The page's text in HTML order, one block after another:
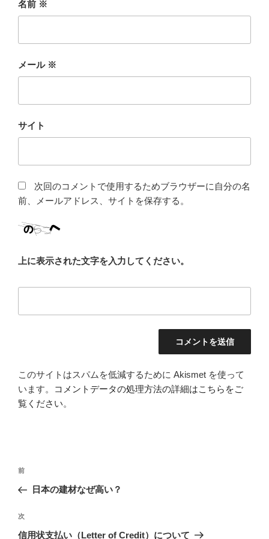
名前 ※
メール ※
サイト
次回のコメントで使用するためブラウザーに自分の名
前、メールアドレス、サイトを保存する。
上に表示された文字を入力してください。
このサイトはスパムを低減するために Akismet を使って
います。
コメントデータの処理方法の詳細はこちらをご
覧ください。
投
ナ
ビ
ゲ
前
の
稿
前
日本の建材なぜ高い？
次
の
次
信用状支払い（Letter of Credit）について